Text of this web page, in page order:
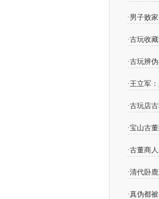
·男子败
·古玩收
·古玩辨
·王立军
·古玩店
·宝山古
·古董商
·清代卧
·真伪都